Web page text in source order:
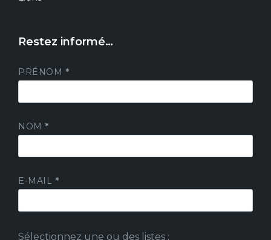
Restez informé…
PRÉNOM *
NOM *
E-MAIL *
Sélectionnez une ou des listes :